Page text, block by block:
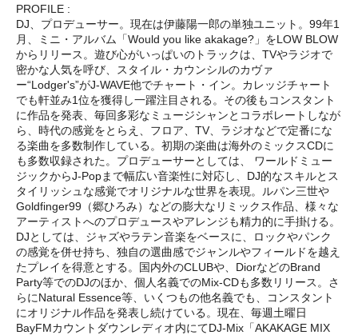
PROFILE :
DJ、プロデューサー。現在は伊藤陽一郎の単独ユニット。99年1
月、ミニ・アルバム「Would you like akakage?」をLOW BLOW
からリリース。遊び心がいっぱいのトラックは、TVやラジオで
密かな人気を呼び、スタイル・カウンシルのカヴァ
ー“Lodger's”がJ-WAVE他でチャート・イン。カレッジチャート
でも軒並み1位を獲得し一躍注目される。その後もコンスタント
に作品を発表、毎回多彩なミュージシャンとコラボレートしなが
ら、時代の感覚をとらえ、フロア、TV、ラジオなどで定番にな
る楽曲を多数制作している。初期の楽曲は海外のミックスCDに
も多数収録された。プロデューサーとしては、 ワールドミュー
ジックからJ-Popまで幅広い音楽性に対応し、DJ的なスキルとス
タイリッシュな感覚でオリジナルな世界を表現。ルパン三世や
Goldfinger99（郷ひろみ）などの膨大なリミックス作品、様々な
アーティストへのプロデュースやアレンジも精力的に手掛ける。
DJとしては、ジャズやラテン音楽をベースに、ロックやパンク
の感覚を併せ持ち、独自の選曲感でジャンルやフィールドを越え
たプレイを得意とする。国内外のCLUBや、DiorなどのBrand
Party等でのDJのほか、個人名義でのMix-CDも多数リリース。さ
らにNatural Essence等、いくつもの他名義でも、コンスタント
にオリジナル作品を発表し続けている。現在、毎週土曜日
BayFMカウントダウンレディオ内にてDJ-Mix「AKAKAGE MIX